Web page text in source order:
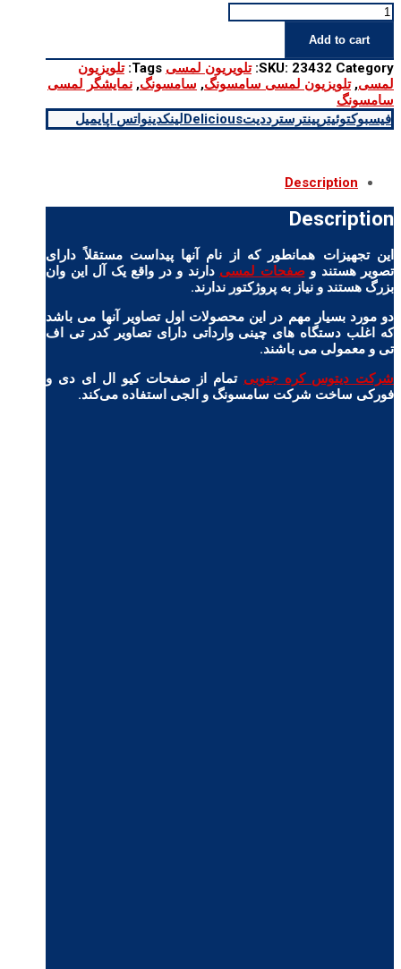
تلویزیون
لمسی
سامسونگ
quantity
Add to cart
SKU: 23432 Category: تلویریون لمسی Tags: تلویزیون
لمسی,تلویزیون لمسی سامسونگ, سامسونگ, نمایشگر لمسی
سامسونگ
فیسبوکتوئیتر پینترسترددیتDeliciousلینکدینواتس اپایمیل
Description
Description
این تجهیزات همانطور که از نام آنها پیداست مستقلاً دارای
تصویر هستند وصفحات لمسی دارند و در واقع یک آل این وان
بزرگ هستند و نیاز به پروژکتور ندارند.
دو مورد بسیار مهم در این محصولات اول تصاویر آنها می باشد
که اغلب دستگاه های چینی وارداتی دارای تصاویر کدر تی اف
تی و معمولی می باشند.
شرکت دیتوس کره جنوبی تمام از صفحات کیو ال ای دی و
فورکی ساخت شرکت سامسونگ و الجی استفاده می‌کند.